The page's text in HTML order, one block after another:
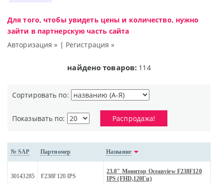
Для того, чтобы увидеть цены и количество, нужно
зайти в партнерскую часть сайта
Авторизация » | Регистрация »
найдено товаров: 114
Сортировать по:
Показывать по: Распродажа!
№ SAP Партномер Название
30143285 F238F120 IPS
23.8" Монитор Oceanview F238F120
IPS (FHD,120Гц)